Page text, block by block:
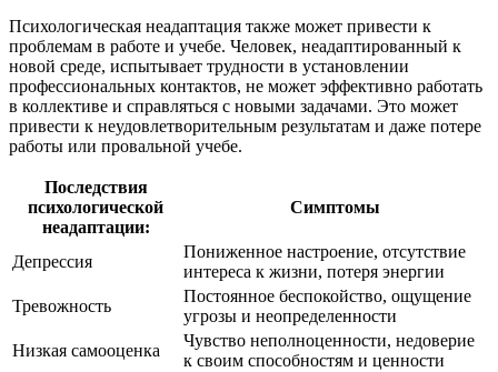
Психологическая неадаптация также может привести к
проблемам в работе и учебе. Человек, неадаптированный к
новой среде, испытывает трудности в установлении
профессиональных контактов, не может эффективно работать
в коллективе и справляться с новыми задачами. Это может
привести к неудовлетворительным результатам и даже потере
работы или провальной учебе.
Последствия
психологической
неадаптации:
Симптомы
Депрессия
Пониженное настроение, отсутствие
интереса к жизни, потеря энергии
Тревожность
Постоянное беспокойство, ощущение
угрозы и неопределенности
Низкая самооценка
Чувство неполноценности, недоверие
к своим способностям и ценности